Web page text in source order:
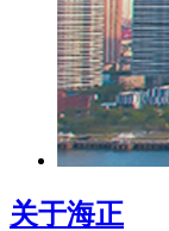
关于海正